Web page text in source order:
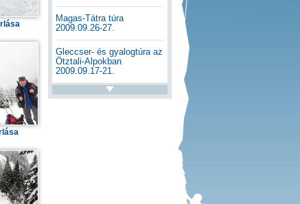
Magas-Tátra túra
2009.09.26-27.
Gleccser- és gyalogtúra az
Ötztali-Alpokban
2009.09.17-21.